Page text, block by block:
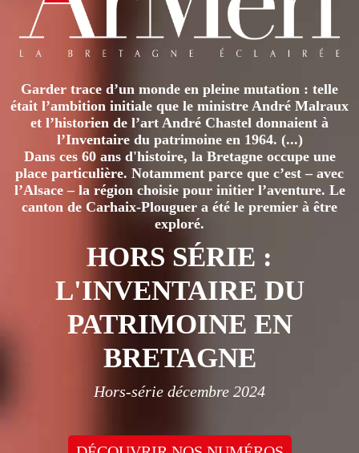
Garder trace d’un monde en pleine mutation : telle
était l’ambition initiale que le ministre André Malraux
et l’historien de l’art André Chastel donnaient à
l’Inventaire du patrimoine en 1964. (...)
Dans ces 60 ans d'histoire, la Bretagne occupe une
place particulière. Notamment parce que c’est – avec
l’Alsace – la région choisie pour initier l’aventure. Le
canton de Carhaix-Plouguer a été le premier à être
exploré.
HORS SÉRIE :
L'INVENTAIRE DU
PATRIMOINE EN
BRETAGNE
Hors-série décembre 2024